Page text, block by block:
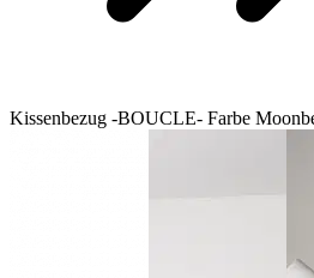
Kissenbezug -BOUCLE- Farbe